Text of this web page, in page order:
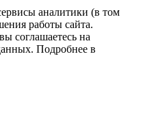
аналитики (в том
работы сайта.
соглашаетесь на
Подробнее в